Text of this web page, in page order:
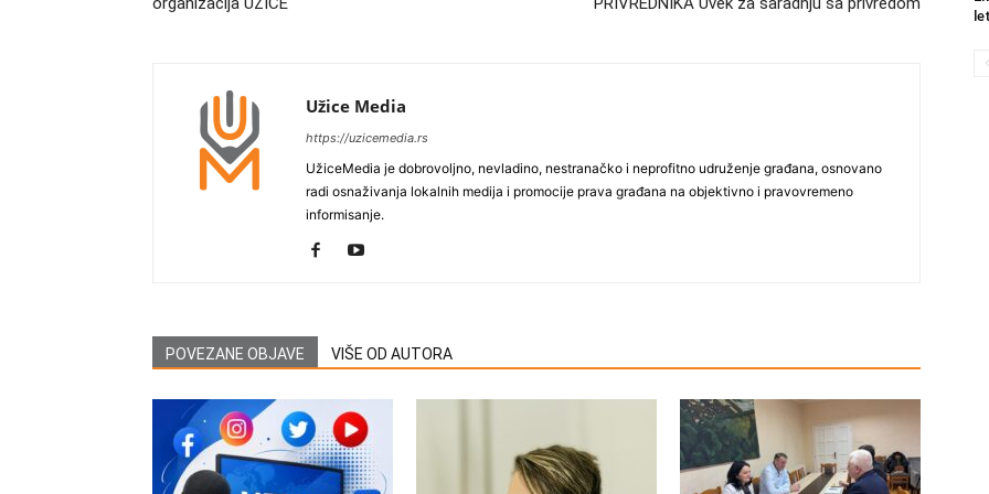
Užice Media
https://uzicemedia.rs
UžiceMedia je dobrovoljno, nevladino, nestranačko i neprofitno udruženje građana, osnovano
radi osnaživanja lokalnih medija i promocije prava građana na objektivno i pravovremeno
informisanje.
POVEZANE OBJAVE VIŠE OD AUTORA